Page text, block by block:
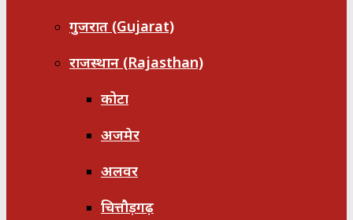
गुजरात (Gujarat)
राजस्थान (Rajasthan)
कोटा
अजमेर
अलवर
चित्तौड़गढ़